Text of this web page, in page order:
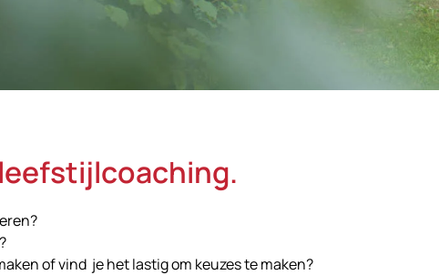
of vind je het lastig om keuzes te maken?